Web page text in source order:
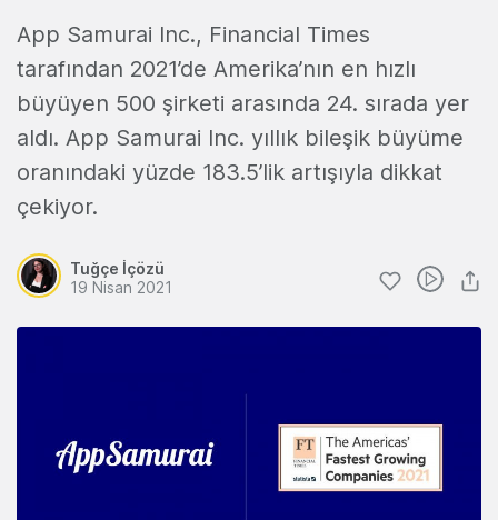
App Samurai Inc., Financial Times
tarafından 2021’de Amerika’nın en hızlı
büyüyen 500 şirketi arasında 24. sırada yer
aldı. App Samurai Inc. yıllık bileşik büyüme
oranındaki yüzde 183.5’lik artışıyla dikkat
çekiyor.
Tuğçe İçözü
19 Nisan 2021